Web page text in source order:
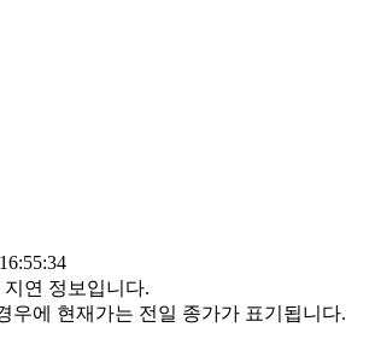
지연 정보입니다.
우에 현재가는 전일 종가가 표기됩니다.